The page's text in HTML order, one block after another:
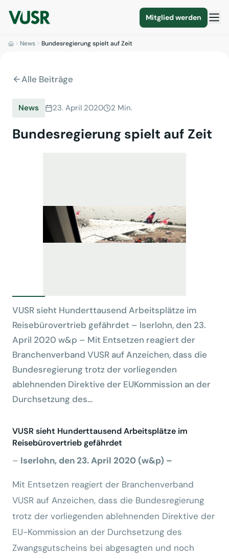
Mitglied werden
News Bundesregierung spielt auf Zeit
Alle Beiträge
News 23. April 2020 2 Min.
Bundesregierung spielt auf Zeit
VUSR sieht Hunderttausend Arbeitsplätze im
Reisebürovertrieb gefährdet – Iserlohn, den 23.
April 2020 w&p – Mit Entsetzen reagiert der
Branchenverband VUSR auf Anzeichen, dass die
Bundesregierung trotz der vorliegenden
ablehnenden Direktive der EUKommission an der
Durchsetzung des…
VUSR sieht Hunderttausend Arbeitsplätze im
Reisebürovertrieb gefährdet
– Iserlohn, den 23. April 2020 (w&p) –
Mit Entsetzen reagiert der Branchenverband
VUSR auf Anzeichen, dass die Bundesregierung
trotz der vorliegenden ablehnenden Direktive der
EU-Kommission an der Durchsetzung des
Zwangsgutscheins bei abgesagten und noch